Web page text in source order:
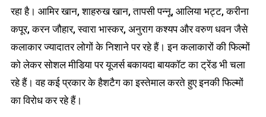
रहा है। आमिर खान, शाहरुख खान, तापसी पन्नू, आलिया भट्ट, करीना
कपूर, करन जौहार, स्वारा भास्कर, अनुराग कश्यप और वरुण धवन जैसे
कलाकार ज्यादातर लोगों के निशाने पर रहे हैं। इन कलाकारों की फिल्मों
को लेकर सोशल मीडिया पर यूजर्स बकायदा बायकॉट का ट्रेंड भी चला
रहे हैं। वह कई प्रकार के हैशटैग का इस्तेमाल करते हुए इनकी फिल्मों
का विरोध कर रहे हैं।